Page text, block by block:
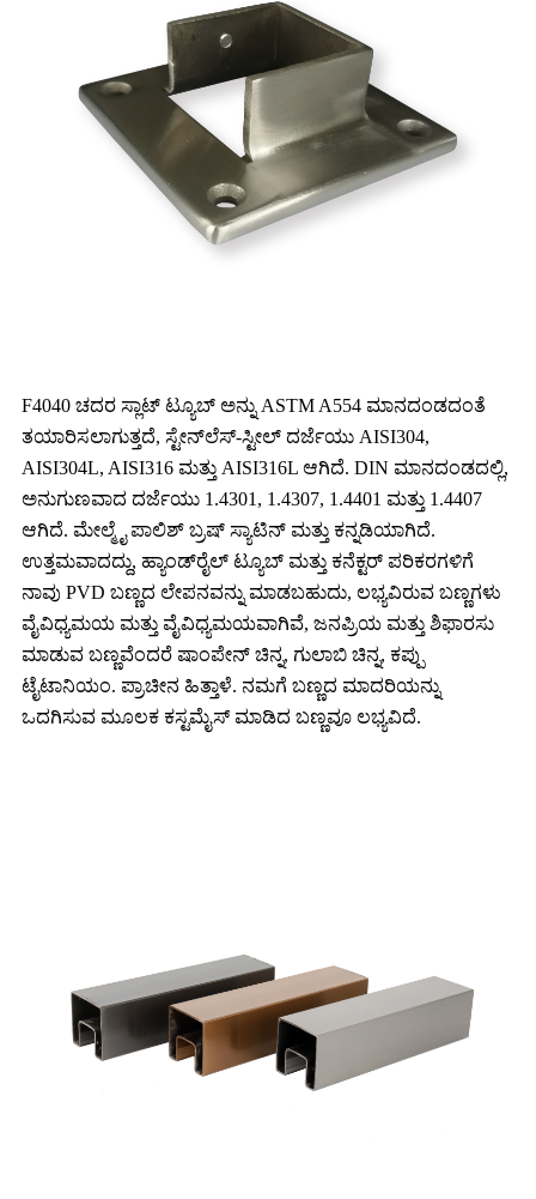
F4040 ಚದರ ಸ್ಲಾಟ್ ಟ್ಯೂಬ್ ಅನ್ನು ASTM A554 ಮಾನದಂಡದಂತೆ
ತಯಾರಿಸಲಾಗುತ್ತದೆ, ಸ್ಟೇನ್‌ಲೆಸ್-ಸ್ಟೀಲ್ ದರ್ಜೆಯು AISI304,
AISI304L, AISI316 ಮತ್ತು AISI316L ಆಗಿದೆ. DIN ಮಾನದಂಡದಲ್ಲಿ,
ಅನುಗುಣವಾದ ದರ್ಜೆಯು 1.4301, 1.4307, 1.4401 ಮತ್ತು 1.4407
ಆಗಿದೆ. ಮೇಲ್ಮೈ ಪಾಲಿಶ್ ಬ್ರಷ್ ಸ್ಯಾಟಿನ್ ಮತ್ತು ಕನ್ನಡಿಯಾಗಿದೆ.
ಉತ್ತಮವಾದದ್ದು, ಹ್ಯಾಂಡ್‌ರೈಲ್ ಟ್ಯೂಬ್ ಮತ್ತು ಕನೆಕ್ಟರ್ ಪರಿಕರಗಳಿಗೆ
ನಾವು PVD ಬಣ್ಣದ ಲೇಪನವನ್ನು ಮಾಡಬಹುದು, ಲಭ್ಯವಿರುವ ಬಣ್ಣಗಳು
ವೈವಿಧ್ಯಮಯ ಮತ್ತು ವೈವಿಧ್ಯಮಯವಾಗಿವೆ, ಜನಪ್ರಿಯ ಮತ್ತು ಶಿಫಾರಸು
ಮಾಡುವ ಬಣ್ಣವೆಂದರೆ ಷಾಂಪೇನ್ ಚಿನ್ನ, ಗುಲಾಬಿ ಚಿನ್ನ, ಕಪ್ಪು
ಟೈಟಾನಿಯಂ. ಪ್ರಾಚೀನ ಹಿತ್ತಾಳೆ. ನಮಗೆ ಬಣ್ಣದ ಮಾದರಿಯನ್ನು
ಒದಗಿಸುವ ಮೂಲಕ ಕಸ್ಟಮೈಸ್ ಮಾಡಿದ ಬಣ್ಣವೂ ಲಭ್ಯವಿದೆ.